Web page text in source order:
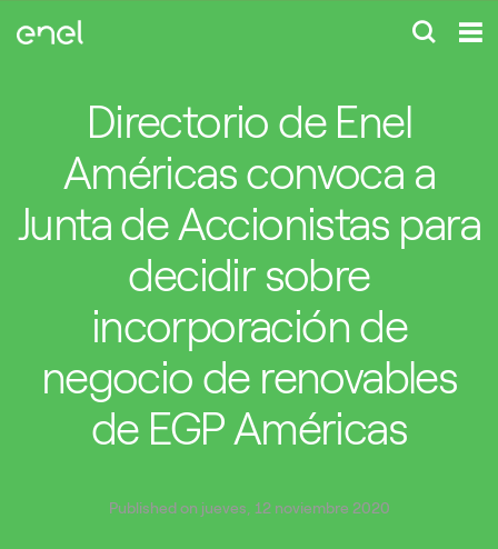
Directorio de Enel
Américas convoca a
Junta de Accionistas para
decidir sobre
incorporación de
negocio de renovables
de EGP Américas
Published on jueves, 12 noviembre 2020